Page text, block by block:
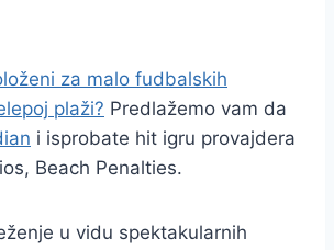
za malo fudbalskih
plaži? Predlažemo vam da
i isprobate hit igru provajdera
Beach Penalties.
u vidu spektakularnih